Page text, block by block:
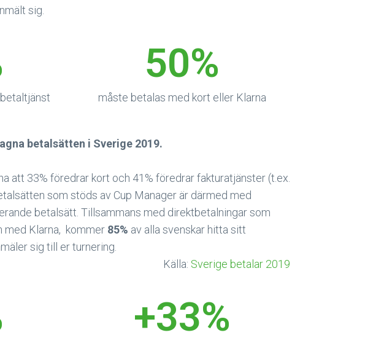
sig.
måste betalas med kort eller Klarna
50%
betalsätten i Sverige 2019.
att 33% föredrar kort och 41% föredrar fakturatjänster (t.ex.
som stöds av Cup Manager är därmed med
betalsätt. Tillsammans med direktbetalningar som
med Klarna, kommer 85% av alla svenskar hitta sitt
sig till er turnering.
Källa: Sverige betalar 2019
+33%